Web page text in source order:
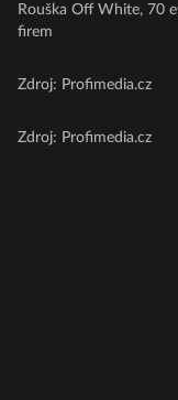
Rouška Off White, 70
firem
Zdroj: Profimedia.cz
Zdroj: Profimedia.cz